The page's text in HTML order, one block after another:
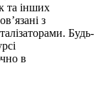
та інших
з
Будь-
в